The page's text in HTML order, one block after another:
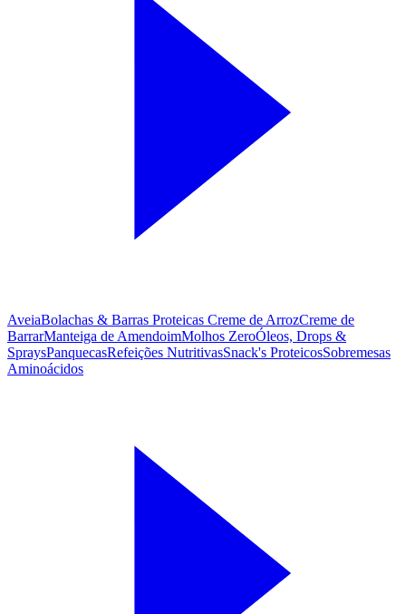
AveiaBolachas & Barras Proteicas Creme de ArrozCreme de
BarrarManteiga de AmendoimMolhos ZeroÓleos, Drops &
SpraysPanquecasRefeições NutritivasSnack's ProteicosSobremesas
Aminoácidos